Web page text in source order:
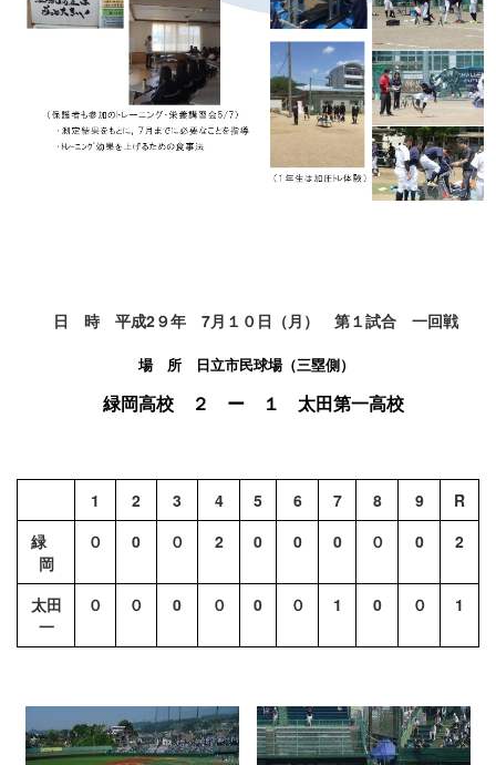
日 時 平成2９年 7月１０日（月） 第１試合 一回戦
場 所 日立市民球場（三塁側）
緑岡高校 ２ ー １ 太田第一高校
1 2 3 4 5 6 7 8 9
R
緑
岡
０ 0 ０ 2 0 0 0 ０ 0 2
太田
一
０ ０ 0 ０ 0 ０ 1 0 ０ 1